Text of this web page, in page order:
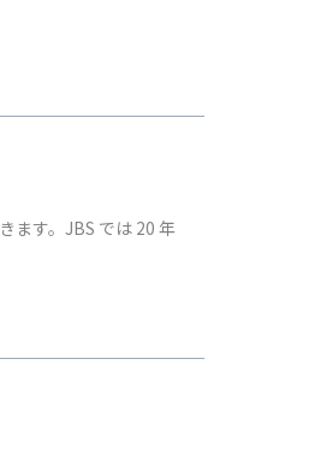
ます。JBS では 20 年